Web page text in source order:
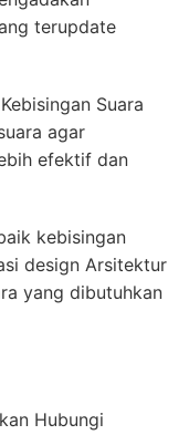
terupdate
Suara
agar
efektif dan
kebisingan
design Arsitektur
yang dibutuhkan
Hubungi